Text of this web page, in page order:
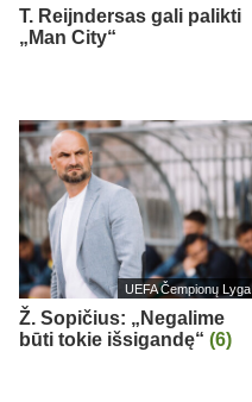
T. Reijndersas gali palikti
„Man City“
UEFA Čempionų Lyga
Ž. Sopičius: „Negalime
būti tokie išsigandę“ (6)